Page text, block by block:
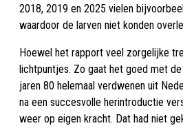
2018, 2019 en 2025 vielen
waardoor de larven niet konden
Hoewel het rapport veel zorgelijke
lichtpuntjes. Zo gaat het goed met
jaren 80 helemaal verdwenen uit
na een succesvolle herintroductie
weer op eigen kracht. Dat had niet